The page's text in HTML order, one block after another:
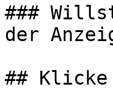
###
der
##